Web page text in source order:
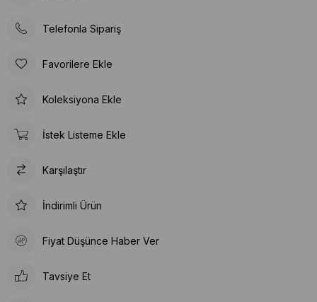
Telefonla Sipariş
Favorilere Ekle
Koleksiyona Ekle
İstek Listeme Ekle
Karşılaştır
İndirimli Ürün
Fiyat Düşünce Haber Ver
Tavsiye Et